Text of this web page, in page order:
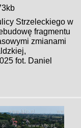
Strzeleckiego w
fragmentu
zmianami
fot. Daniel